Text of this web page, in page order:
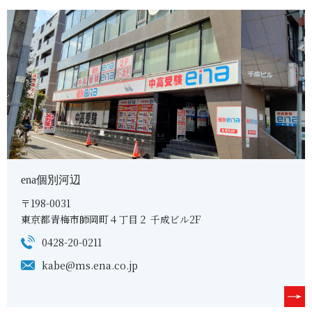
ena個別河辺
〒198-0031
東京都青梅市師岡町４丁目２ 千成ビル2F
0428-20-0211
kabe@ms.ena.co.jp